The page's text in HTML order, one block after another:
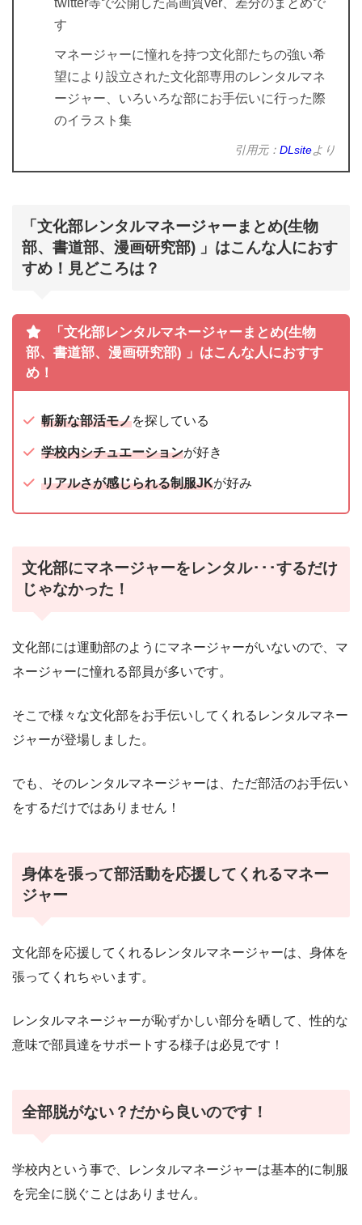
す
マネージャーに憧れを持つ文化部たちの強い希
望により設立された文化部専用のレンタルマネ
ージャー、いろいろな部にお手伝いに行った際
のイラスト集
引用元： DLsiteより
「文化部レンタルマネージャーまとめ(生物
部、書道部、漫画研究部) 」はこんな人におす
すめ！見どころは？
「文化部レンタルマネージャーまとめ(生物
部、書道部、漫画研究部) 」はこんな人におすす
め！
斬新な部活モノを探している
学校内シチュエーションが好き
リアルさが感じられる制服JKが好み
文化部にマネージャーをレンタル･･･するだけ
じゃなかった！
文化部には運動部のようにマネージャーがいないので、マ
ネージャーに憧れる部員が多いです。
そこで様々な文化部をお手伝いしてくれるレンタルマネー
ジャーが登場しました。
でも、そのレンタルマネージャーは、ただ部活のお手伝い
をするだけではありません！
身体を張って部活動を応援してくれるマネー
ジャー
文化部を応援してくれるレンタルマネージャーは、身体を
張ってくれちゃいます。
レンタルマネージャーが恥ずかしい部分を晒して、性的な
意味で部員達をサポートする様子は必見です！
全部脱がない？だから良いのです！
学校内という事で、レンタルマネージャーは基本的に制服
を完全に脱ぐことはありません。